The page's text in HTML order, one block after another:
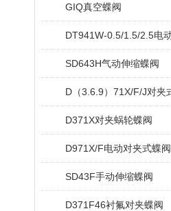
GIQ真空蝶阀
SD643H气动伸缩蝶阀
D371X对夹蜗轮蝶阀
D971X/F电动对夹式蝶阀
SD43F手动伸缩蝶阀
D371F46衬氟对夹蝶阀